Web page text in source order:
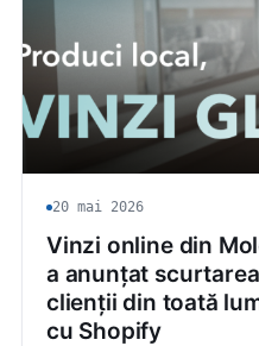
20 mai 2026
Vinzi online din
a anunțat
clienții din toată
cu Shopify